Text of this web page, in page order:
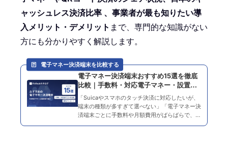
ャッシュレス決済比率 、事業者が最も知りたい導
入メリット・デメリット まで、専門的な知識がない
方にも分かりやすく解説します。
電子マネー決済端末を比較する
電子マネー決済端末おすすめ15選を徹底
比較｜手数料・対応電子マネー・設置形
態で選ぶ失敗しない選び方
「Suicaやスマホのタッチ決済に対応したいが、
端末の種類が多すぎて選べない」「電子マネー決
済端末ごとに手数料や月額費用がばらばらで、結